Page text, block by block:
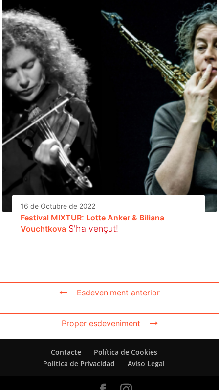
16 de Octubre de 2022
Festival MIXTUR: Lotte Anker & Biliana
Vouchtkova S'ha vençut!
Esdeveniment anterior
Proper esdeveniment
Contacte
Política de Cookies
Política de Privacidad
Aviso Legal